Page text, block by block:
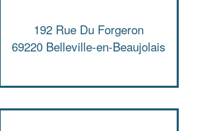
192 Rue Du Forgeron
69220 Belleville-en-Beaujolais